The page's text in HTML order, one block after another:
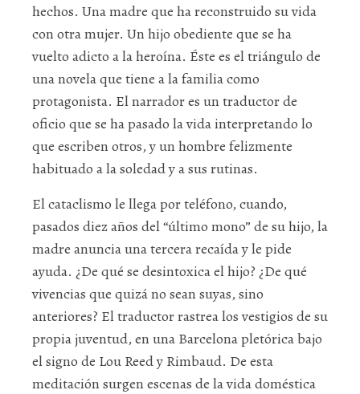
hechos. Una madre que ha reconstruido su vida
con otra mujer. Un hijo obediente que se ha
vuelto adicto a la heroína. Éste es el triángulo de
una novela que tiene a la familia como
protagonista. El narrador es un traductor de
oficio que se ha pasado la vida interpretando lo
que escriben otros, y un hombre felizmente
habituado a la soledad y a sus rutinas.
El cataclismo le llega por teléfono, cuando,
pasados diez años del “último mono” de su hijo, la
madre anuncia una tercera recaída y le pide
ayuda. ¿De qué se desintoxica el hijo? ¿De qué
vivencias que quizá no sean suyas, sino
anteriores? El traductor rastrea los vestigios de su
propia juventud, en una Barcelona pletórica bajo
el signo de Lou Reed y Rimbaud. De esta
meditación surgen escenas de la vida doméstica